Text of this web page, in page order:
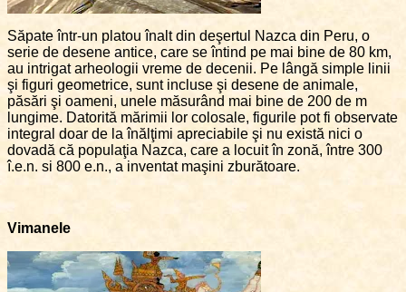
Săpate într-un platou înalt din deşertul Nazca din Peru, o
serie de desene antice, care se întind pe mai bine de 80 km,
au intrigat arheologii vreme de decenii. Pe lângă simple linii
şi figuri geometrice, sunt incluse şi desene de animale,
păsări şi oameni, unele măsurând mai bine de 200 de m
lungime. Datorită mărimii lor colosale, figurile pot fi observate
integral doar de la înălţimi apreciabile şi nu există nici o
dovadă că populaţia Nazca, care a locuit în zonă, între 300
î.e.n. si 800 e.n., a inventat maşini zburătoare.
Vimanele